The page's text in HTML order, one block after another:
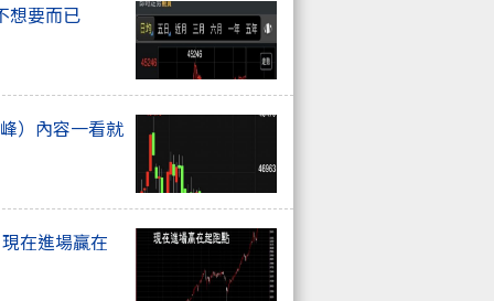
想要而已
）內容一看就
在進場贏在